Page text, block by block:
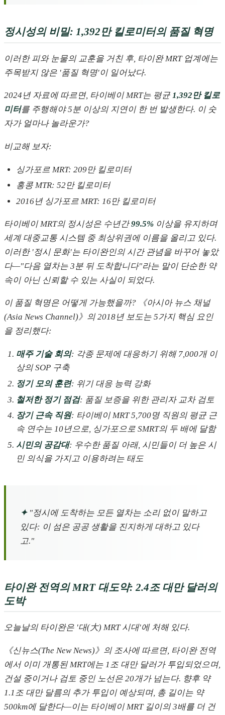
정시성의 비밀: 1,392만 킬로미터의 품질 혁명
이러한 피와 눈물의 교훈을 거친 후, 타이완 MRT 업계에는
주목받지 않은 '품질 혁명'이 일어났다.
2024년 자료에 따르면, 타이베이 MRT는 평균 1,392만 킬로
미터를 주행해야 5분 이상의 지연이 한 번 발생한다. 이 숫
자가 얼마나 놀라운가?
비교해 보자:
싱가포르 MRT: 209만 킬로미터
홍콩 MTR: 52만 킬로미터
2016년 싱가포르 MRT: 16만 킬로미터
타이베이 MRT의 정시성은 수년간99.5% 이상을 유지하며
세계 대중교통 시스템 중 최상위권에 이름을 올리고 있다.
이러한 '정시 문화'는 타이완인의 시간 관념을 바꾸어 놓았
다—"다음 열차는 3분 뒤 도착합니다"라는 말이 단순한 약
속이 아닌 신뢰할 수 있는 사실이 되었다.
이 품질 혁명은 어떻게 가능했을까? 《아시아 뉴스 채널
(Asia News Channel)》의 2018년 보도는 5가지 핵심 요인
을 정리했다:
매주 기술 회의: 각종 문제에 대응하기 위해 7,000개 이
상의 SOP 구축
정기 모의 훈련: 위기 대응 능력 강화
철저한 정기 점검: 품질 보증을 위한 관리자 교차 검토
장기 근속 직원: 타이베이 MRT 5,700명 직원의 평균 근
속 연수는 10년으로, 싱가포으로 SMRT의 두 배에 달함
시민의 공감대: 우수한 품질 아래, 시민들이 더 높은 시
민 의식을 가지고 이용하려는 태도
✦"정시에 도착하는 모든 열차는 소리 없이 말하고
있다: 이 섬은 공공 생활을 진지하게 대하고 있다
고."
타이완 전역의 MRT 대도약: 2.4조 대만 달러의
도박
오늘날의 타이완은 '대(大) MRT 시대'에 처해 있다.
《신뉴스(The New News)》의 조사에 따르면, 타이완 전역
에서 이미 개통된 MRT에는 1조 대만 달러가 투입되었으며,
건설 중이거나 검토 중인 노선은 20개가 넘는다. 향후 약
1.1조 대만 달름의 추가 투입이 예상되며, 총 길이는 약
500km에 달한다—이는 타이베이 MRT 길이의 3배를 더 건